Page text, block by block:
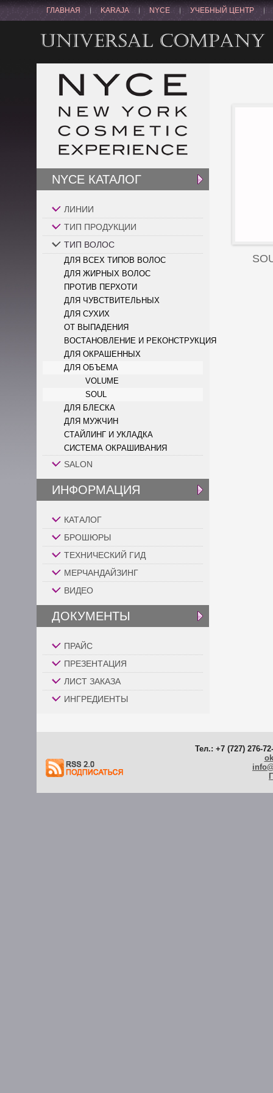
ГЛАВНАЯ KARAJA NYCE УЧЕБНЫЙ ЦЕНТР
NYCE КАТАЛОГ
ЛИНИИ
ТИП ПРОДУКЦИИ
ТИП ВОЛОС
ДЛЯ ВСЕХ ТИПОВ ВОЛОС
ДЛЯ ЖИРНЫХ ВОЛОС
ПРОТИВ ПЕРХОТИ
ДЛЯ ЧУВСТВИТЕЛЬНЫХ
ДЛЯ СУХИХ
ОТ ВЫПАДЕНИЯ
ВОСТАНОВЛЕНИЕ И РЕКОНСТРУКЦИЯ
ДЛЯ ОКРАШЕННЫХ
ДЛЯ ОБЪЕМА
VOLUME
SOUL
ДЛЯ БЛЕСКА
ДЛЯ МУЖЧИН
СТАЙЛИНГ И УКЛАДКА
СИСТЕМА ОКРАШИВАНИЯ
SALON
ИНФОРМАЦИЯ
КАТАЛОГ
БРОШЮРЫ
ТЕХНИЧЕСКИЙ ГИД
МЕРЧАНДАЙЗИНГ
ВИДЕО
ДОКУМЕНТЫ
ПРАЙС
ПРЕЗЕНТАЦИЯ
ЛИСТ ЗАКАЗА
ИНГРЕДИЕНТЫ
Тел.: +7 (727) 276-